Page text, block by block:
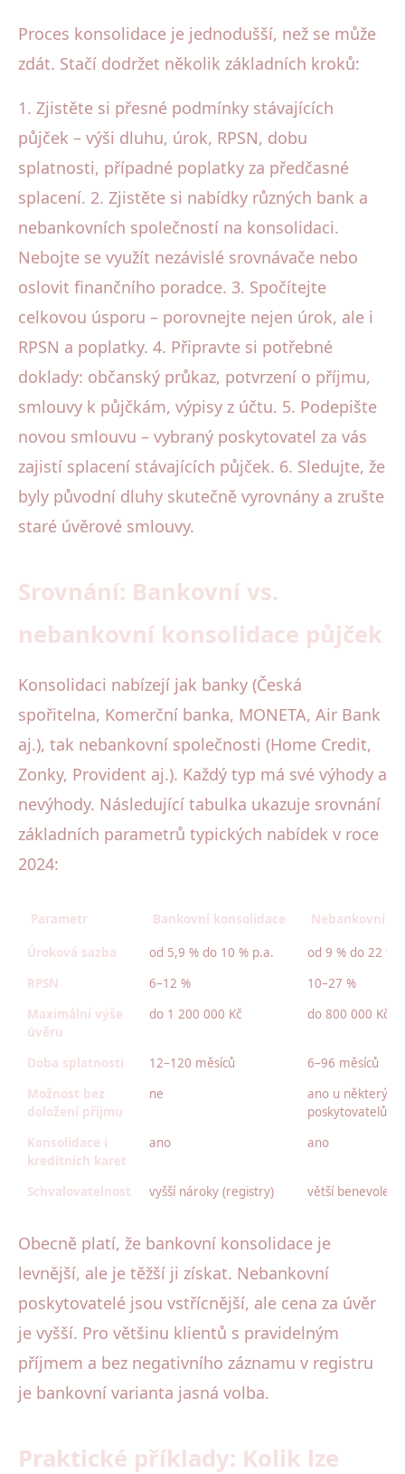
Proces konsolidace je jednodušší, než se může
zdát. Stačí dodržet několik základních kroků:
1. Zjistěte si přesné podmínky stávajících
půjček – výši dluhu, úrok, RPSN, dobu
splatnosti, případné poplatky za předčasné
splacení. 2. Zjistěte si nabídky různých bank a
nebankovních společností na konsolidaci.
Nebojte se využít nezávislé srovnávače nebo
oslovit finančního poradce. 3. Spočítejte
celkovou úsporu – porovnejte nejen úrok, ale i
RPSN a poplatky. 4. Připravte si potřebné
doklady: občanský průkaz, potvrzení o příjmu,
smlouvy k půjčkám, výpisy z účtu. 5. Podepište
novou smlouvu – vybraný poskytovatel za vás
zajistí splacení stávajících půjček. 6. Sledujte, že
byly původní dluhy skutečně vyrovnány a zrušte
staré úvěrové smlouvy.
Srovnání: Bankovní vs.
nebankovní konsolidace půjček
Konsolidaci nabízejí jak banky (Česká
spořitelna, Komerční banka, MONETA, Air Bank
aj.), tak nebankovní společnosti (Home Credit,
Zonky, Provident aj.). Každý typ má své výhody a
nevýhody. Následující tabulka ukazuje srovnání
základních parametrů typických nabídek v roce
2024:
Parametr Bankovní konsolidace Nebankovní
Úroková sazba od 5,9 % do 10 % p.a.
od 9 % do 22 %
RPSN
6–12 %
10–27 %
Maximální výše
úvěru
do 1 200 000 Kč do 800 000 Kč
Doba splatnosti 12–120 měsíců
6–96 měsíců
Možnost bez
doložení příjmu
ne
ano u některých
poskytovatelů
Konsolidace i
kreditních karet
ano ano
Schvalovatelnost vyšší nároky (registry) větší
Obecně platí, že bankovní konsolidace je
levnější, ale je těžší ji získat. Nebankovní
poskytovatelé jsou vstřícnější, ale cena za úvěr
je vyšší. Pro většinu klientů s pravidelným
příjmem a bez negativního záznamu v registru
je bankovní varianta jasná volba.
Praktické příklady: Kolik lze